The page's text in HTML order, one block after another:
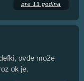
pre 13 godina
ovde može
ok je.